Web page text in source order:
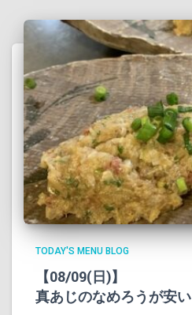
TODAY'S MENU BLOG
【08/09(日)】
真あじのなめろうが安い